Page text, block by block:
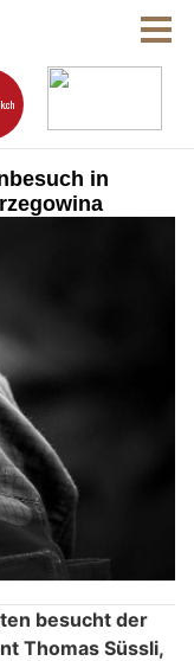
in
besucht der
Thomas Süssli,